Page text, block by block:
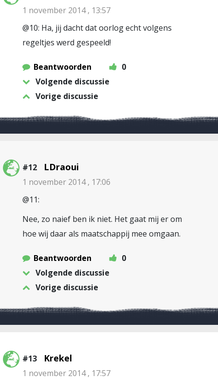
1 november 2014 , 13:57
@10: Ha, jij dacht dat oorlog echt volgens
regeltjes werd gespeeld!
Beantwoorden
0
Volgende discussie
Vorige discussie
#12 LDraoui
1 november 2014 , 17:06
@11:
Nee, zo naief ben ik niet. Het gaat mij er om
hoe wij daar als maatschappij mee omgaan.
Beantwoorden
0
Volgende discussie
Vorige discussie
#13 Krekel
1 november 2014 , 17:57